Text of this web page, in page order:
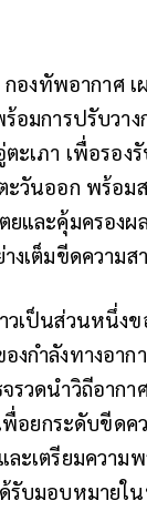
องทัพอากาศ
อมการปรับวาง
ะเภา เพื่อรอง
ะวันออก พร้อ
ยและคุ้มครองผ
งเต็มขีดความส
วเป็นส่วนหนึ่งข
งกำลังทางอาก
รวดนำวิถีอากา
พื่อยกระดับขีดค
ะเตรียมความ
รับมอบหมายใ